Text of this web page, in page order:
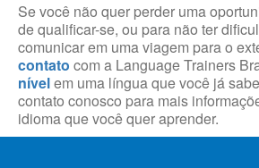
Se você não quer perder uma
de qualificar-se, ou para não ter
comunicar em uma viagem para o
contato com a Language Trainers
nívelem uma língua que você já
contato conosco para mais
idioma que você quer aprender.